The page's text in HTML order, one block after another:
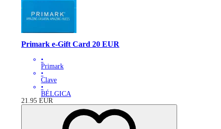
Primark e-Gift Card 20 EUR
•
Primark
•
Clave
•
BÉLGICA
21.95 EUR